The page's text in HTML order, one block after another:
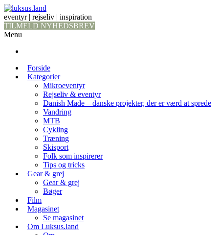
eventyr | rejseliv | inspiration
TILMELD NYHEDSBREV
Menu
Forside
Kategorier
Mikroeventyr
Rejseliv & eventyr
Danish Made – danske projekter, der er værd at sprede
Vandring
MTB
Cykling
Træning
Skisport
Folk som inspirerer
Tips og tricks
Gear & grej
Gear & grej
Bøger
Film
Magasinet
Se magasinet
Om Luksus.land